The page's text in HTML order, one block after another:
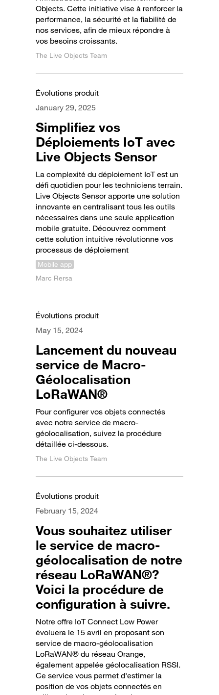
Objects. Cette initiative vise à renforcer la
performance, la sécurité et la fiabilité de
nos services, afin de mieux répondre à
vos besoins croissants.
The Live Objects Team
Évolutions produit
January 29, 2025
Simplifiez vos
Déploiements IoT avec
Live Objects Sensor
La complexité du déploiement IoT est un
défi quotidien pour les techniciens terrain.
Live Objects Sensor apporte une solution
innovante en centralisant tous les outils
nécessaires dans une seule application
mobile gratuite. Découvrez comment
cette solution intuitive révolutionne vos
processus de déploiement
Mobile app
Marc Rersa
Évolutions produit
May 15, 2024
Lancement du nouveau
service de Macro-
Géolocalisation
LoRaWAN®
Pour configurer vos objets connectés
avec notre service de macro-
géolocalisation, suivez la procédure
détaillée ci-dessous.
The Live Objects Team
Évolutions produit
February 15, 2024
Vous souhaitez utiliser
le service de macro-
géolocalisation de notre
réseau LoRaWAN®?
Voici la procédure de
configuration à suivre.
Notre offre IoT Connect Low Power
évoluera le 15 avril en proposant son
service de macro-géolocalisation
LoRaWAN® du réseau Orange,
également appelée géolocalisation RSSI.
Ce service vous permet d'estimer la
position de vos objets connectés en